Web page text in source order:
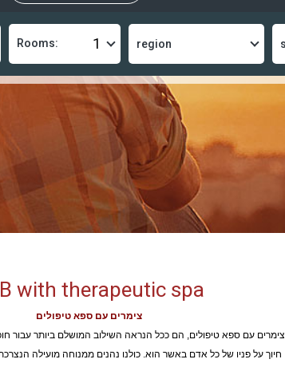
Rooms:
with therapeutic spa
צימרים עם ספא טיפולים
צימרים עם ספא טיפולים, הם ככל הנראה השילוב המושלם ביותר עבור
חיוך על פניו של כל אדם באשר הוא. כולנו נהנים ממנוחה מועילה